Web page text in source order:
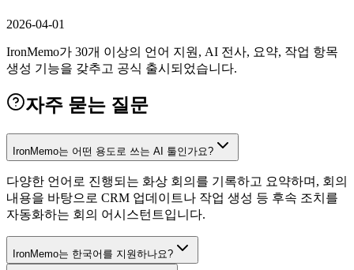
2026-04-01
IronMemo가 30개 이상의 언어 지원, AI 전사, 요약, 작업 항목
생성 기능을 갖추고 공식 출시되었습니다.
자주 묻는 질문
IronMemo는 어떤 용도로 쓰는 AI 툴인가요?
다양한 언어로 진행되는 화상 회의를 기록하고 요약하며, 회의
내용을 바탕으로 CRM 업데이트나 작업 생성 등 후속 조치를
자동화하는 회의 어시스턴트입니다.
IronMemo는 한국어를 지원하나요?